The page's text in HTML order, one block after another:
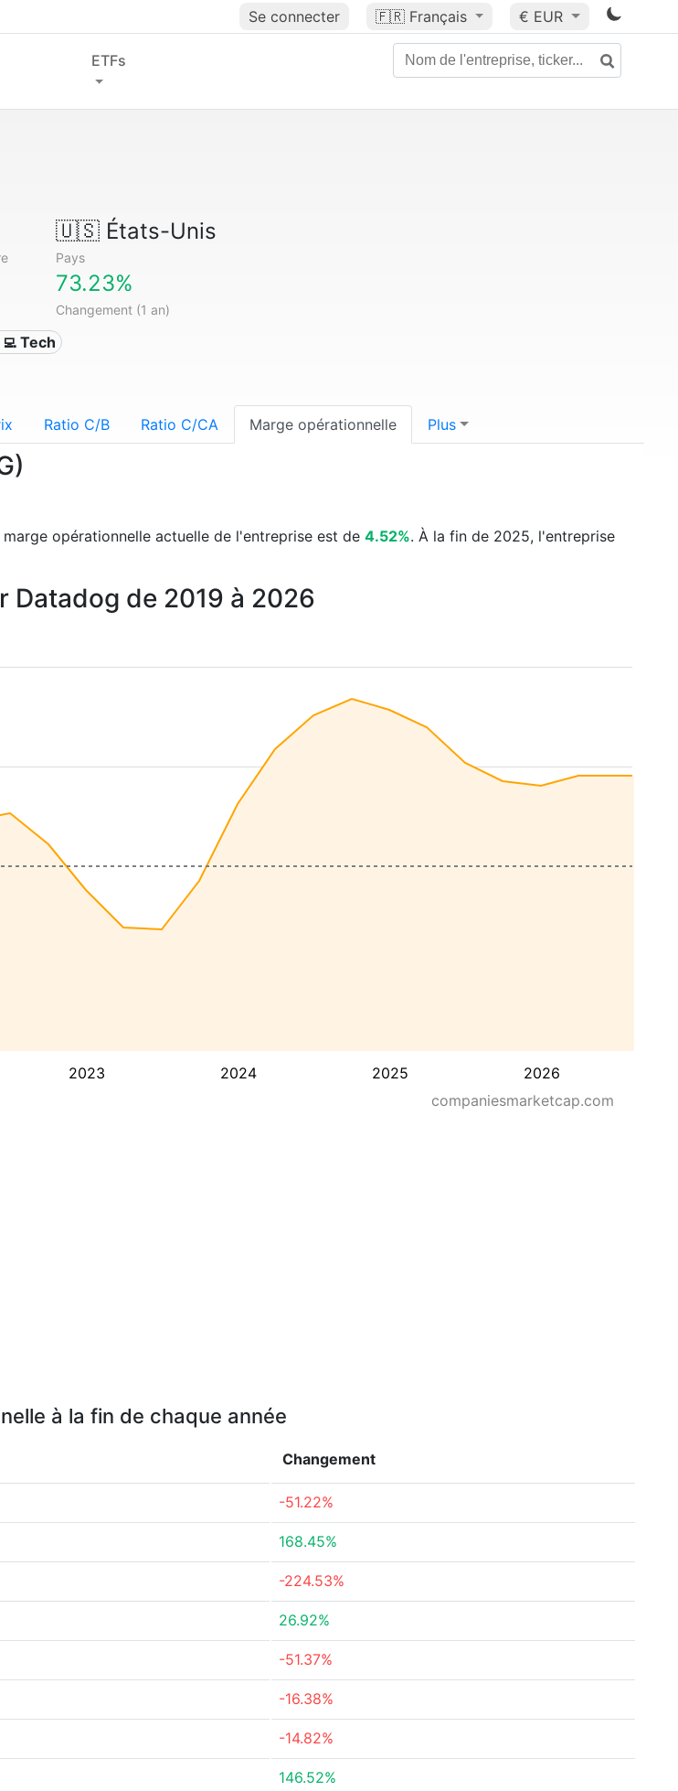
Se connecter 🇫🇷 Français € EUR
ETFs
🇺🇸États-Unis
Pays
73.23%
Changement (1 an)
Tech
Ratio C/B Ratio C/CA Marge opérationnelle Plus
opérationnelle actuelle de l'entreprise est de 4.52%. À la fin de 2025, l'entreprise
Datadog de 2019 à 2026
2023 2024 2025 2026
companiesmarketcap.com
à la fin de chaque année
Changement
-51.22%
168.45%
-224.53%
26.92%
-51.37%
-16.38%
-14.82%
146.52%